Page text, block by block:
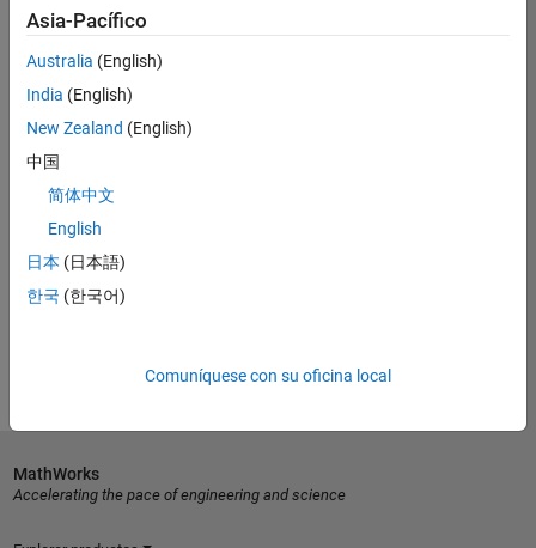
See Supported Third-Party Compilers
Other Requirements
documentation
Introduced in R2012a
View requirements for another product:
Asia-Pacífico
Australia (English)
India (English)
New Zealand (English)
中国
简体中文
English
日本 (日本語)
한국 (한국어)
Comuníquese con su oficina local
MathWorks
Accelerating the pace of engineering and science